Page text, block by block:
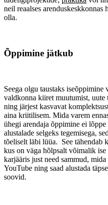
neil reaalses arenduskeskkonnas
olla.
Õppimine jätkub
Seega olgu taustaks
valdkonna kiiret muutumist, uute
ning järjest kasvavat
aina kriitilisem. Mida varem
ühegi arendaja õppimine ei lõppe
alustalade selgeks tegemisega,
tõeliselt läbi lüüa. See tähendab
kus on väga hõlpsalt võimalik ise
karjääris just need sammud,
YouTube ning saad alustada
soovid.